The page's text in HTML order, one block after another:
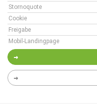
Stornoquote
Cookie
Freigabe
Mobil-Landingpage